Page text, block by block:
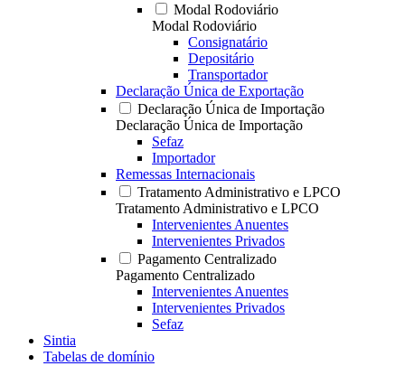
Modal Rodoviário
Modal Rodoviário
Consignatário
Depositário
Transportador
Declaração Única de Exportação
Declaração Única de Importação
Declaração Única de Importação
Sefaz
Importador
Remessas Internacionais
Tratamento Administrativo e LPCO
Tratamento Administrativo e LPCO
Intervenientes Anuentes
Intervenientes Privados
Pagamento Centralizado
Pagamento Centralizado
Intervenientes Anuentes
Intervenientes Privados
Sefaz
Sintia
Tabelas de domínio